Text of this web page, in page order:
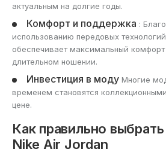
актуальным на долгие годы.
Комфорт и поддержка :
использованию передовых
обеспечивает максимальный
длительном ношении.
Инвестиция в моду Многие
временем становятся
цене.
Как правильно
Nike Air Jordan